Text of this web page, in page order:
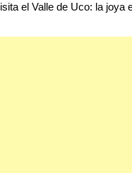
el Valle de Uco: la joya